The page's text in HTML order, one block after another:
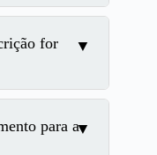
for
para a